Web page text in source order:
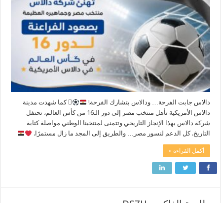
دالاس جابت الفرحة… ودالاس بتشارك الفرحة!
 كما شهدت مدينة
دالاس الأمريكية تأهل منتخب مصر إلى دور الـ16 من كأس العالم، تحتفل
شركة دالاس بهذا الإنجاز التاريخي وتتمنى لمنتخبنا الوطني مواصلة كتابة
التاريخ. كل الدعم لنسور مصر… والطريق إلى المجد ما زال مستمرًا.
أكمل القراءة »